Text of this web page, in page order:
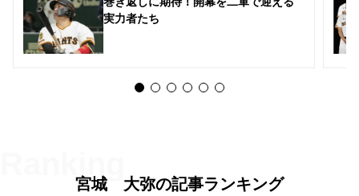
実力者たち
宮城 大弥の記事ランキング